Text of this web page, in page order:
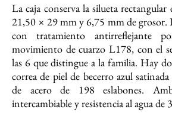
La caja conserva la silueta
21,50 × 29 mm y 6,75 mm de grosor.
con tratamiento antirreflejante
movimiento de cuarzo L178, con el
las 6 que distingue a la familia. Hay
correa de piel de becerro azul
de acero de 198 eslabones.
intercambiable y resistencia al agua de